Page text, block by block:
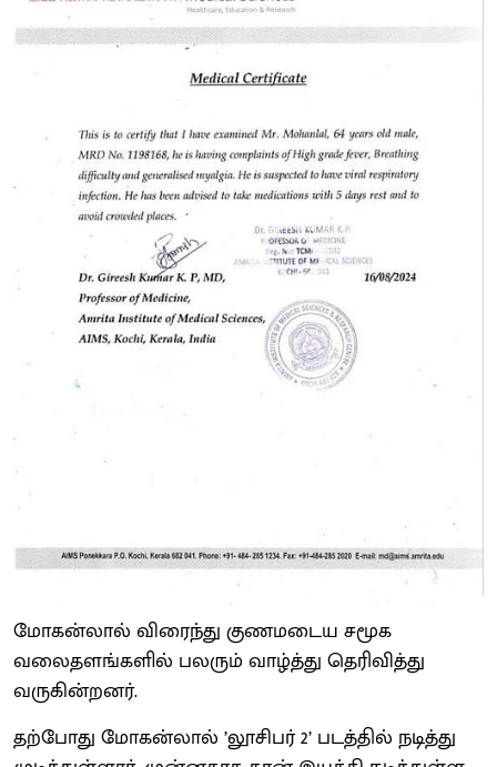
மோகன்லால் விரைந்து குணமடைய சமூக
வலைதளங்களில் பலரும் வாழ்த்து தெரிவித்து
வருகின்றனர்.
தற்போது மோகன்லால் ’லூசிபர் 2’ படத்தில் நடித்து